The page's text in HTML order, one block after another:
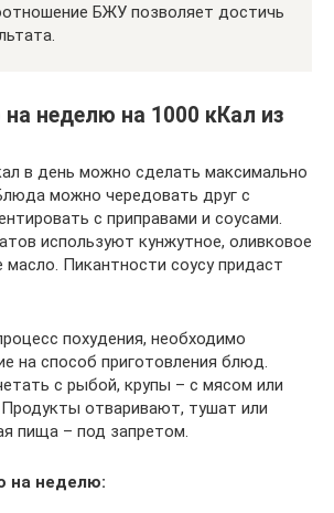
БЖУ позволяет достичь
неделю на 1000 кКал из
в день можно сделать максимально
можно чередовать друг с
с приправами и соусами.
используют кунжутное, оливковое
масло. Пикантности соусу придаст
похудения, необходимо
на способ приготовления блюд.
с рыбой, крупы – с мясом или
отваривают, тушат или
пища – под запретом.
на неделю: